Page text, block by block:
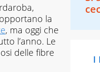
la
, ma oggi che
l’anno. Le
delle fibre
I